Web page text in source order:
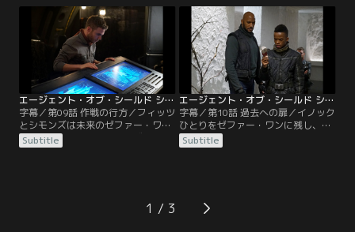
エージェント・オブ・シールド シーズン5 第09話／字幕【MARVEL】
字幕／第09話 作戦の行方／フィッツ
とシモンズは未来のゼファー・ワン
が電気を必要とせず、グラヴィトニ
ウムによって動く仕組みになってい
Subtitle
エージェント・オブ・シールド シーズン5 第10話／字幕【MARVEL】
字幕／第10話 過去への扉／イノック
ひとりをゼファー・ワンに残し、コ
ールソンたちはひそかにライトハウ
スに戻る。テスと同じように生き返
Subtitle
1